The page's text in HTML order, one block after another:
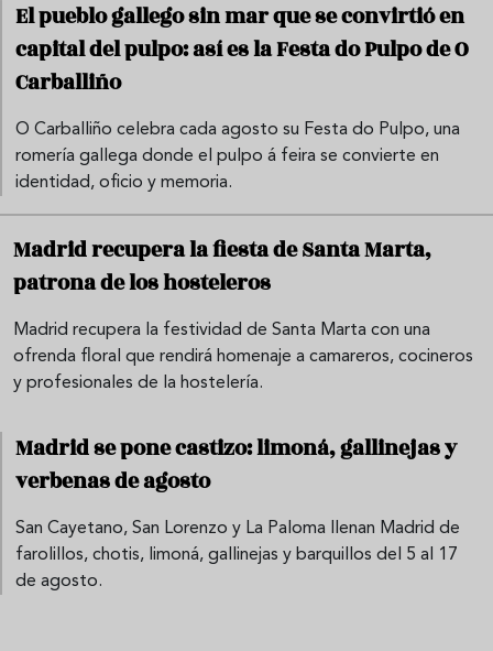
El pueblo gallego sin mar que se convirtió en
capital del pulpo: así es la Festa do Pulpo de O
Carballiño
O Carballiño celebra cada agosto su Festa do Pulpo, una
romería gallega donde el pulpo á feira se convierte en
identidad, oficio y memoria.
Madrid recupera la fiesta de Santa Marta,
patrona de los hosteleros
Madrid recupera la festividad de Santa Marta con una
ofrenda floral que rendirá homenaje a camareros, cocineros
y profesionales de la hostelería.
Madrid se pone castizo: limoná, gallinejas y
verbenas de agosto
San Cayetano, San Lorenzo y La Paloma llenan Madrid de
farolillos, chotis, limoná, gallinejas y barquillos del 5 al 17
de agosto.